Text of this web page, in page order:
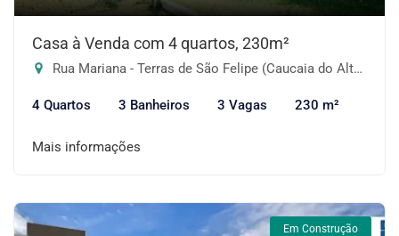
Casa à Venda com 4 quartos, 230m²
Rua Mariana - Terras de São Felipe (Caucaia do Alto), Cotia-SP
4 Quartos 3 Banheiros 3 Vagas 230 m²
Mais informações
Em Construção